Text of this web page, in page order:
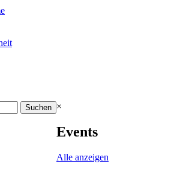
×
Events
Alle anzeigen